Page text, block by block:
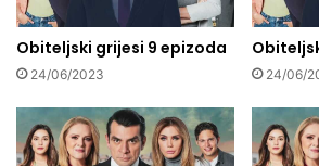
Obiteljski grijesi 9 epizoda
24/06/2023 24/06/